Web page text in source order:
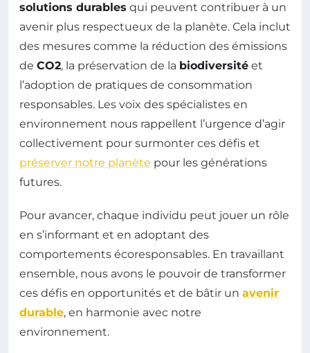
solutions durables qui peuvent contribuer à un
avenir plus respectueux de la planète. Cela inclut
des mesures comme la réduction des émissions
de CO2, la préservation de la biodiversité et
l’adoption de pratiques de consommation
responsables. Les voix des spécialistes en
environnement nous rappellent l’urgence d’agir
collectivement pour surmonter ces défis et
préserver notre planète pour les générations
futures.
Pour avancer, chaque individu peut jouer un rôle
en s’informant et en adoptant des
comportements écoresponsables. En travaillant
ensemble, nous avons le pouvoir de transformer
ces défis en opportunités et de bâtir un avenir
durable, en harmonie avec notre
environnement.